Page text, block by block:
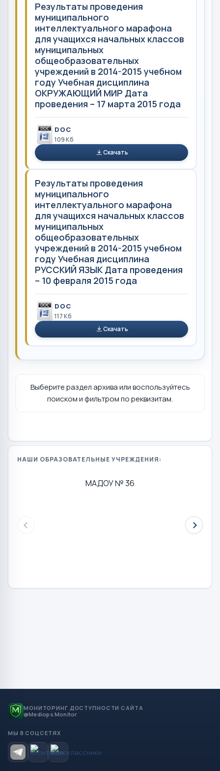
Результаты проведения
муниципального
интеллектуального марафона
для учащихся начальных классов
муниципальных
общеобразовательных
учреждений в 2014-2015 учебном
году Учебная дисциплина
ОКРУЖАЮЩИЙ МИР Дата
проведения – 17 марта 2015 года
DOC
109 Кб
Скачать
Результаты проведения
муниципального
интеллектуального марафона
для учащихся начальных классов
муниципальных
общеобразовательных
учреждений в 2014-2015 учебном
году Учебная дисциплина
РУССКИЙ ЯЗЫК Дата проведения
– 10 февраля 2015 года
DOC
117 Кб
Скачать
Выберите раздел архива или воспользуйтесь
поиском и фильтром по реквизитам.
НАШИ ОБРАЗОВАТЕЛЬНЫЕ УЧРЕЖДЕНИЯ:
МАДОУ № 36
МОНИТОРИНГ ДОСТУПНОСТИ САЙТА
@Mediops Monitor
МЫ В СОЦСЕТЯХ